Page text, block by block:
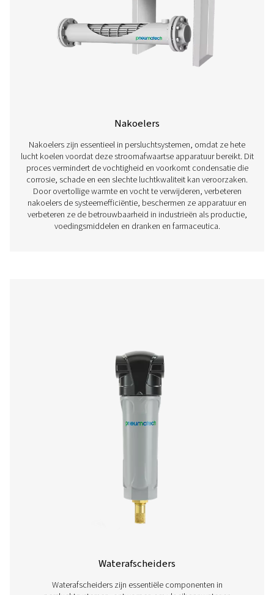
Olie-waterscheiders zijn essentieel voor het verwijderen
milieuvoorschriften wordt gegarandeerd en
voorkomen. Wanneer perslucht wordt gegenereerd,
en olie zich tot condensaat, dat vóór verwijdering op
manier moet worden behandeld. Zonder een
waterafscheider kan verontreinigd condensaat
het milieu, afvoersystemen beschadigen en leiden tot